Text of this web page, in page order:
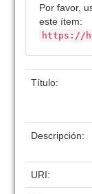
Por favor,
este ítem:
https://
Título:
Descripción:
URI: